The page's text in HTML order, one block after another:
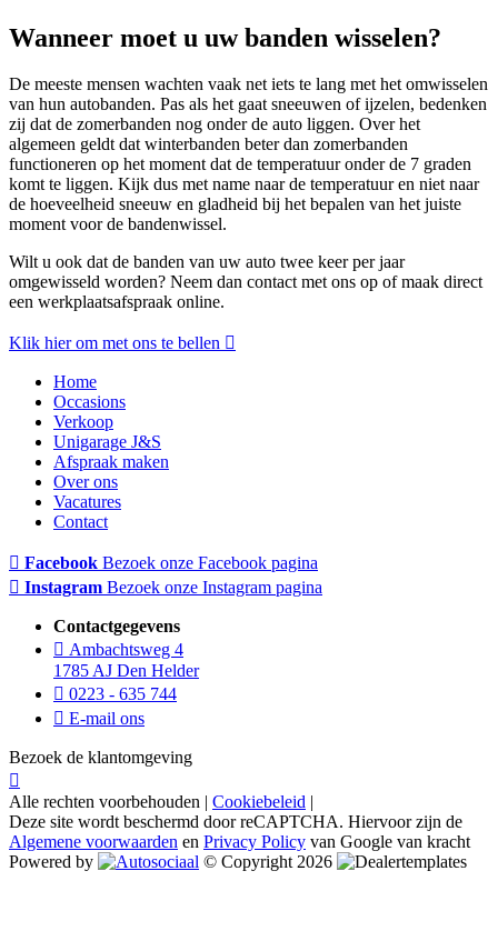
Wanneer moet u uw banden wisselen?
De meeste mensen wachten vaak net iets te lang met het omwisselen
van hun autobanden. Pas als het gaat sneeuwen of ijzelen, bedenken
zij dat de zomerbanden nog onder de auto liggen. Over het
algemeen geldt dat winterbanden beter dan zomerbanden
functioneren op het moment dat de temperatuur onder de 7 graden
komt te liggen. Kijk dus met name naar de temperatuur en niet naar
de hoeveelheid sneeuw en gladheid bij het bepalen van het juiste
moment voor de bandenwissel.
Wilt u ook dat de banden van uw auto twee keer per jaar
omgewisseld worden? Neem dan contact met ons op of maak direct
een werkplaatsafspraak online.
Klik hier om met ons te bellen
Home
Occasions
Verkoop
Unigarage J&S
Afspraak maken
Over ons
Vacatures
Contact
Facebook Bezoek onze Facebook pagina
Instagram Bezoek onze Instagram pagina
Contactgegevens
Ambachtsweg 4
1785 AJ Den Helder
0223 - 635 744
E-mail ons
Bezoek de klantomgeving
Alle rechten voorbehouden | Cookiebeleid |
Deze site wordt beschermd door reCAPTCHA. Hiervoor zijn de
Algemene voorwaarden en Privacy Policy van Google van kracht
Powered by
© Copyright 2026